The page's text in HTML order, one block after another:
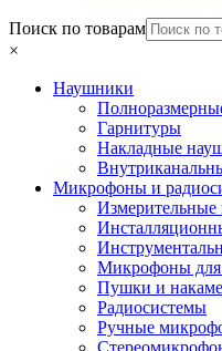
Поиск по товарам
×
Наушники
Гарнитуры
Накладные
Микрофоны и
Микрофоны для
Пушки и
Радиосистемы
Ручные